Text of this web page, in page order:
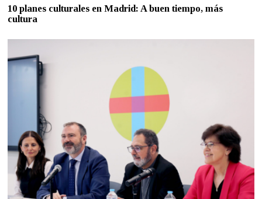
10 planes culturales en Madrid: A buen tiempo, más
cultura